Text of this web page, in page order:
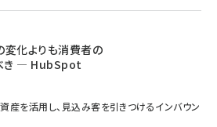
変化よりも消費者の
き ― HubSpot
産を活用し、見込み客を引きつけるインバウン